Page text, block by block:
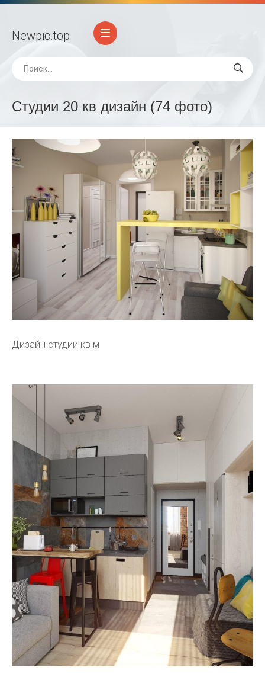
Newpic.top
Студии 20 кв дизайн (74 фото)
Дизайн студии кв м